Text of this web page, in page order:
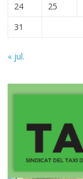
24
25
31
« jul.